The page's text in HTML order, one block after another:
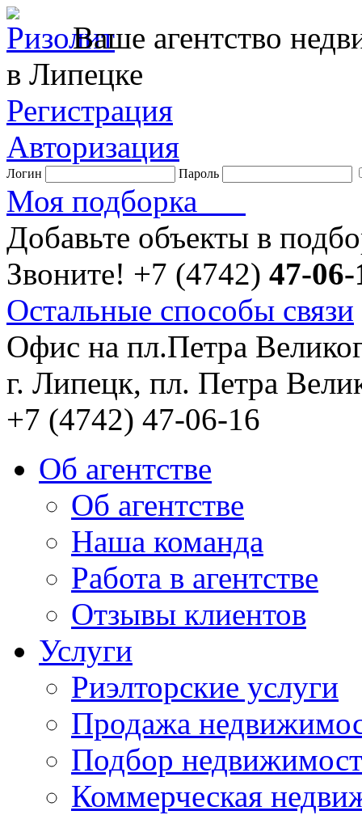
Ваше агентство
в Липецке
Регистрация
Авторизация
Логин Пароль
Моя подборка
Добавьте объекты в
Звоните! +7 (4742) 47-06-
Остальные способы связи
Офис на пл.Петра
г. Липецк, пл. Петра
+7 (4742) 47-06-16
Об агентстве
Об агентстве
Наша команда
Работа в агентстве
Отзывы клиентов
Услуги
Риэлторские услуги
Продажа
Подбор
Коммерческая